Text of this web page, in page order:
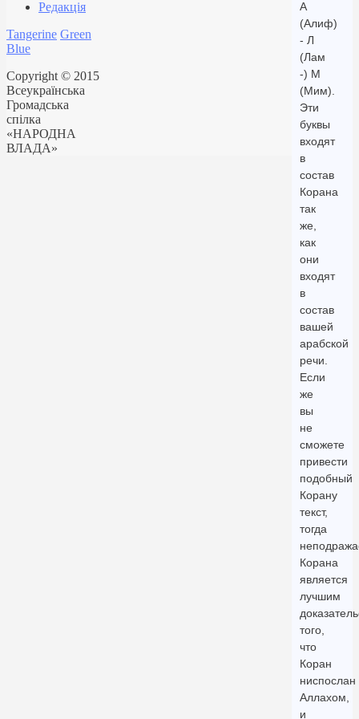
А
(Алиф)
- Л
(Лам
-) М
(Мим).
Эти
буквы
входят
в
состав
Корана
так
же,
как
они
входят
в
состав
вашей
арабской
речи.
Если
же
вы
не
сможете
привести
подобный
Корану
текст,
тогда
Корана
является
лучшим
того,
что
Коран
ниспослан
Аллахом,
и
Редакція
Tangerine Green
Blue
Copyright © 2015
Всеукраїнська
Громадська
спілка
«НАРОДНА
ВЛАДА»